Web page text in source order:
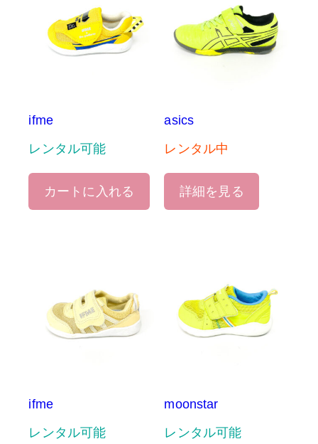
ifme
レンタル可能
カートに入れる
asics
レンタル中
詳細を見る
ifme
レンタル可能
moonstar
レンタル可能